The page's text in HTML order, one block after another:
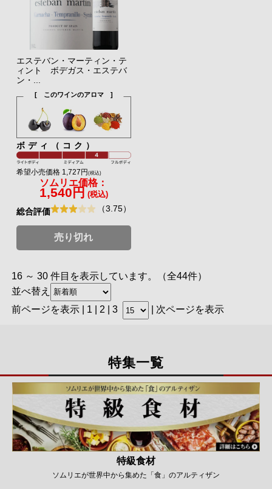
エステバン・マーティン・テ
ィント ボデガス・エステバ
ン・...
[ このワインのアロマ ]
ボディ（コク）
希望小売価格 1,727円(税込)
ソムリエ価格：
1,540円 (税込)
総合評価 （3.75）
売り切れ
16 ～ 30 件目を表示しています。（全44件）
並べ替え
前ページを表示| 1| 2 | 3 次ページを表示
特集一覧
特級食材
ソムリエが世界中から集めた「食」のアルティザン